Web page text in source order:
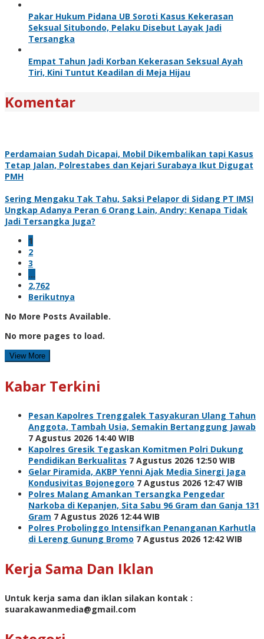
Pakar Hukum Pidana UB Soroti Kasus Kekerasan
Seksual Situbondo, Pelaku Disebut Layak Jadi
Tersangka
Empat Tahun Jadi Korban Kekerasan Seksual Ayah
Tiri, Kini Tuntut Keadilan di Meja Hijau
Komentar
Perdamaian Sudah Dicapai, Mobil Dikembalikan tapi Kasus
Tetap Jalan, Polrestabes dan Kejari Surabaya Ikut Digugat
PMH
Sering Mengaku Tak Tahu, Saksi Pelapor di Sidang PT IMSI
Ungkap Adanya Peran 6 Orang Lain, Andry: Kenapa Tidak
Jadi Tersangka Juga?
1
2
3
…
2,762
Berikutnya
No More Posts Available.
No more pages to load.
View More
Kabar Terkini
Pesan Kapolres Trenggalek Tasyakuran Ulang Tahun
Anggota, Tambah Usia, Semakin Bertanggung Jawab
7 Agustus 2026 14:40 WIB
Kapolres Gresik Tegaskan Komitmen Polri Dukung
Pendidikan Berkualitas 7 Agustus 2026 12:50 WIB
Gelar Piramida, AKBP Yenni Ajak Media Sinergi Jaga
Kondusivitas Bojonegoro 7 Agustus 2026 12:47 WIB
Polres Malang Amankan Tersangka Pengedar
Narkoba di Kepanjen, Sita Sabu 96 Gram dan Ganja 131
Gram 7 Agustus 2026 12:44 WIB
Polres Probolinggo Intensifkan Penanganan Karhutla
di Lereng Gunung Bromo 7 Agustus 2026 12:42 WIB
Kerja Sama Dan Iklan
Untuk kerja sama dan iklan silakan kontak :
suarakawanmedia@gmail.com